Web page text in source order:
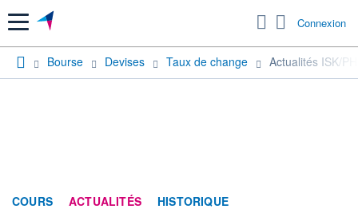
Menu Connexion
Bourse Devises Taux de change Actualités ISK/
COURS ACTUALITÉS HISTORIQUE